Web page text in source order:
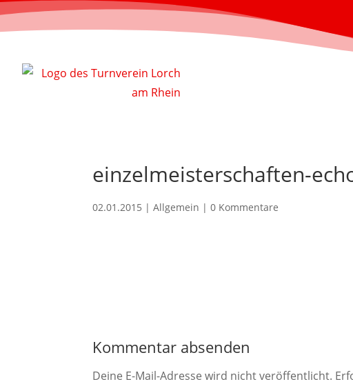
einzelmeisterschaften-
02.01.2015 | Allgemein |0 Kommentare
Kommentar absenden
Deine E-Mail-Adresse wird nicht veröffentlicht.